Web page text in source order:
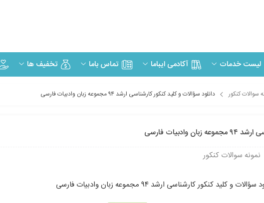
لیست خدمات آکادمی ایباما تماس باما تخفیف ها
سوالات کنکور دانلود سؤالات و کلید کنکور کارشناسی ارشد ۹۴ مجموعه زبان وادبیات فارسی
فارسی
نمونه سوالات کنکور
و کلید کنکور کارشناسی ارشد ۹۴ مجموعه زبان وادبیات فارسی